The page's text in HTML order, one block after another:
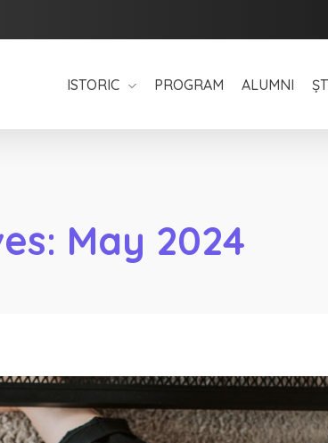
ISTORIC PROGRAM ALUMNI
May 2024